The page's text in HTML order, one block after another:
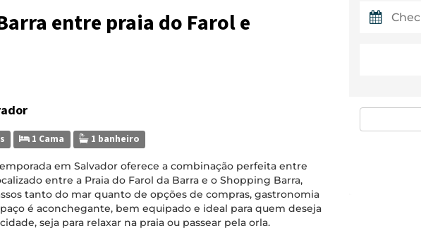
entre praia do Farol e
1 Cama 1 banheiro
em Salvador oferece a combinação perfeita entre
entre a Praia do Farol da Barra e o Shopping Barra,
tanto do mar quanto de opções de compras, gastronomia
é aconchegante, bem equipado e ideal para quem deseja
seja para relaxar na praia ou passear pela orla.